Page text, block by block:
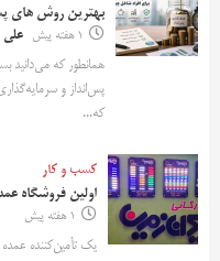
بهترین روش‌ های
1 هفته پیش
علی
همانطور که می‌دانید
پس‌انداز و
که...
کسب و کار
اولین فروشگاه
1 هفته پیش
یک تأمین‌کننده عمده و